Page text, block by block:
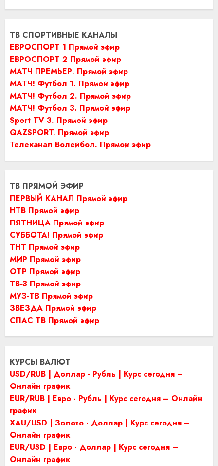
ТВ СПОРТИВНЫЕ КАНАЛЫ
ЕВРОСПОРТ 1 Прямой эфир
ЕВРОСПОРТ 2 Прямой эфир
МАТЧ ПРЕМЬЕР. Прямой эфир
МАТЧ! Футбол 1. Прямой эфир
МАТЧ! Футбол 2. Прямой эфир
МАТЧ! Футбол 3. Прямой эфир
Sport TV 3. Прямой эфир
QAZSPORT. Прямой эфир
Телеканал Волейбол. Прямой эфир
ТВ ПРЯМОЙ ЭФИР
ПЕРВЫЙ КАНАЛ Прямой эфир
НТВ Прямой эфир
ПЯТНИЦА Прямой эфир
СУББОТА! Прямой эфир
ТНТ Прямой эфир
МИР Прямой эфир
ОТР Прямой эфир
ТВ-3 Прямой эфир
МУЗ-ТВ Прямой эфир
ЗВЕЗДА Прямой эфир
СПАС ТВ Прямой эфир
КУРСЫ ВАЛЮТ
USD/RUB | Доллар - Рубль | Курс сегодня –
Онлайн график
EUR/RUB | Евро - Рубль | Курс сегодня – Онлайн
график
XAU/USD | Золото - Доллар | Курс сегодня –
Онлайн график
EUR/USD | Евро - Доллар | Курс сегодня –
Онлайн график